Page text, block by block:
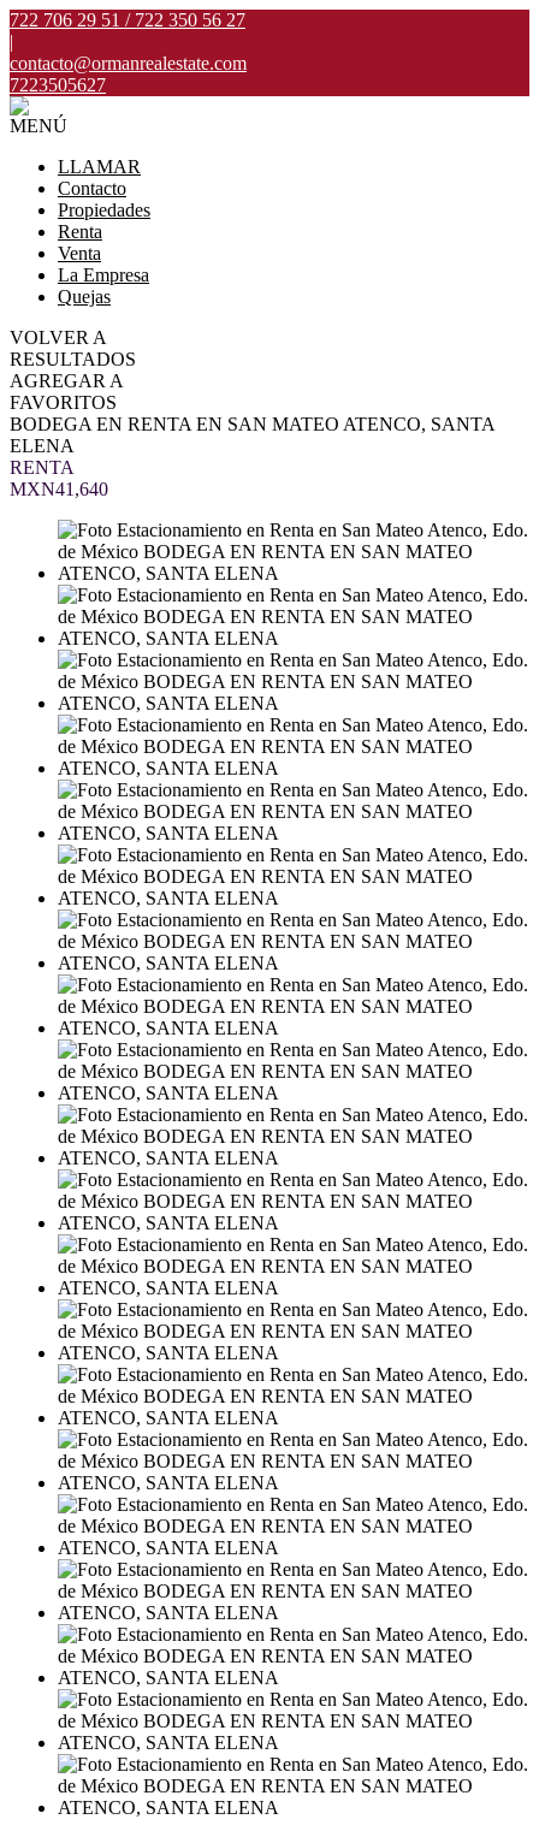
722 706 29 51 / 722 350 56 27
|
contacto@ormanrealestate.com
7223505627
MENÚ
LLAMAR
Contacto
Propiedades
Renta
Venta
La Empresa
Quejas
VOLVER A
RESULTADOS
AGREGAR A
FAVORITOS
BODEGA EN RENTA EN SAN MATEO ATENCO, SANTA
ELENA
RENTA
MXN41,640